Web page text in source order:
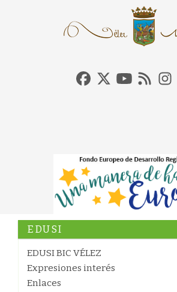
EDUSI
EDUSI BIC VÉLEZ
Expresiones interés
Enlaces